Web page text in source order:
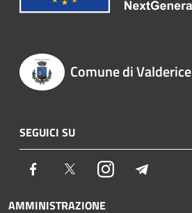
Comune di Valderice
SEGUICI SU
Facebook TwitterInstagram
AMMINISTRAZIONE